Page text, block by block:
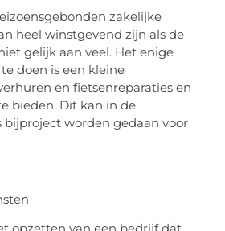
zakelijke
heel winstgevend zijn als de
gelijk aan veel. Het enige
doen is een kleine
en fietsenreparaties en
bieden. Dit kan in de
bijproject worden gedaan voor